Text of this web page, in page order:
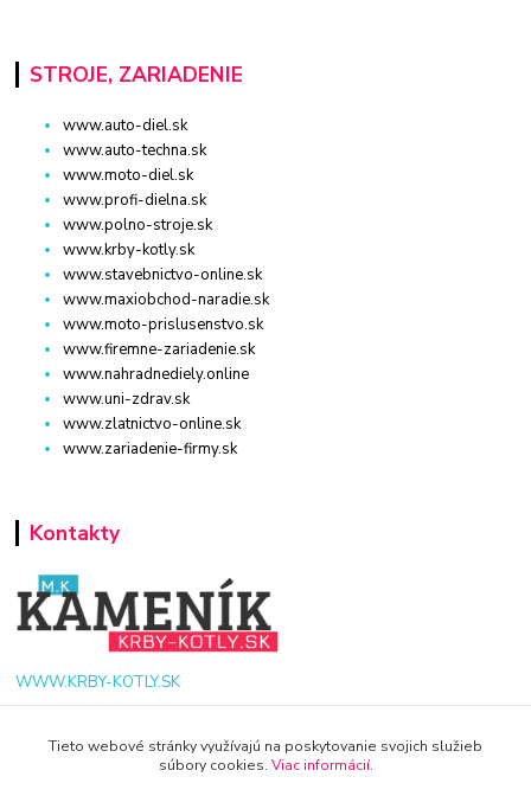
STROJE, ZARIADENIE
www.auto-diel.sk
www.auto-techna.sk
www.moto-diel.sk
www.profi-dielna.sk
www.polno-stroje.sk
www.krby-kotly.sk
www.stavebnictvo-online.sk
www.maxiobchod-naradie.sk
www.moto-prislusenstvo.sk
www.firemne-zariadenie.sk
www.nahradnediely.online
www.uni-zdrav.sk
www.zlatnictvo-online.sk
www.zariadenie-firmy.sk
Kontakty
WWW.KRBY-KOTLY.SK
Tieto webové stránky využívajú na poskytovanie svojich služieb
súbory cookies. Viac informácií.